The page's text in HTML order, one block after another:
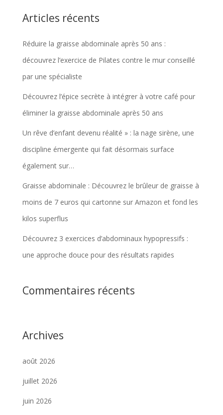
Articles récents
Réduire la graisse abdominale après 50 ans :
découvrez l’exercice de Pilates contre le mur conseillé
par une spécialiste
Découvrez l’épice secrète à intégrer à votre café pour
éliminer la graisse abdominale après 50 ans
Un rêve d’enfant devenu réalité » : la nage sirène, une
discipline émergente qui fait désormais surface
également sur…
Graisse abdominale : Découvrez le brûleur de graisse à
moins de 7 euros qui cartonne sur Amazon et fond les
kilos superflus
Découvrez 3 exercices d’abdominaux hypopressifs :
une approche douce pour des résultats rapides
Commentaires récents
Archives
août 2026
juillet 2026
juin 2026